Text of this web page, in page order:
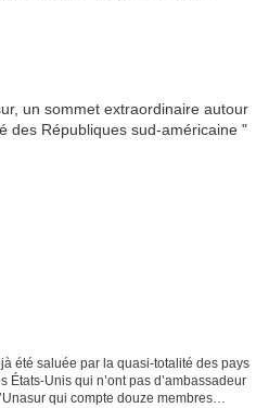
été saluée par la quasi-totalité des pays
États-Unis qui n’ont pas d’ambassadeur
qui compte douze membres